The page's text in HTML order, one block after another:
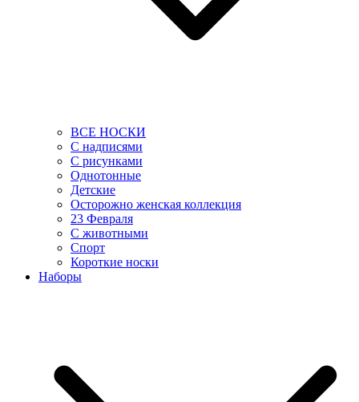
ВСЕ НОСКИ
С надписями
С рисунками
Однотонные
Детские
Осторожно женская коллекция
23 Февраля
С животными
Спорт
Короткие носки
Наборы